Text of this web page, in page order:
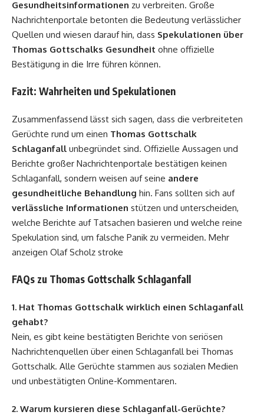
Gesundheitsinformationen zu verbreiten. Große
Nachrichtenportale betonten die Bedeutung verlässlicher
Quellen und wiesen darauf hin, dass Spekulationen über
Thomas Gottschalks Gesundheit ohne offizielle
Bestätigung in die Irre führen können.
Fazit: Wahrheiten und Spekulationen
Zusammenfassend lässt sich sagen, dass die verbreiteten
Gerüchte rund um einen Thomas Gottschalk
Schlaganfall unbegründet sind. Offizielle Aussagen und
Berichte großer Nachrichtenportale bestätigen keinen
Schlaganfall, sondern weisen auf seine andere
gesundheitliche Behandlung hin. Fans sollten sich auf
verlässliche Informationen stützen und unterscheiden,
welche Berichte auf Tatsachen basieren und welche reine
Spekulation sind, um falsche Panik zu vermeiden. Mehr
anzeigen Olaf Scholz stroke
FAQs zu Thomas Gottschalk Schlaganfall
1. Hat Thomas Gottschalk wirklich einen Schlaganfall
gehabt?
Nein, es gibt keine bestätigten Berichte von seriösen
Nachrichtenquellen über einen Schlaganfall bei Thomas
Gottschalk. Alle Gerüchte stammen aus sozialen Medien
und unbestätigten Online-Kommentaren.
2. Warum kursieren diese Schlaganfall-Gerüchte?